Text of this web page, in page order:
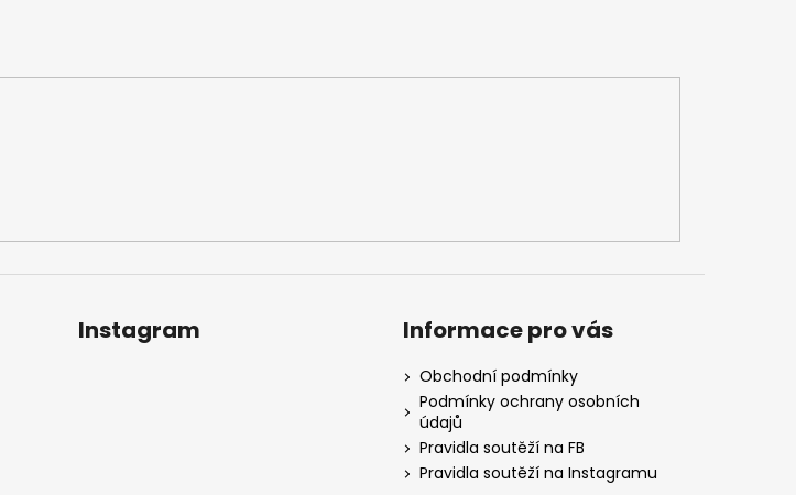
Instagram Informace pro vás
Obchodní podmínky
Podmínky ochrany osobních
údajů
Pravidla soutěží na FB
Pravidla soutěží na Instagramu